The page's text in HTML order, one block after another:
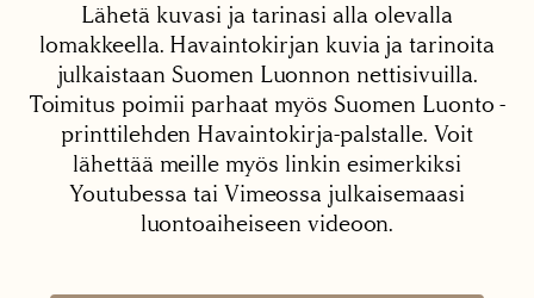
Lähetä kuvasi ja tarinasi alla olevalla
lomakkeella. Havaintokirjan kuvia ja tarinoita
julkaistaan Suomen Luonnon nettisivuilla.
Toimitus poimii parhaat myös Suomen Luonto -
printtilehden Havaintokirja-palstalle. Voit
lähettää meille myös linkin esimerkiksi
Youtubessa tai Vimeossa julkaisemaasi
luontoaiheiseen videoon.